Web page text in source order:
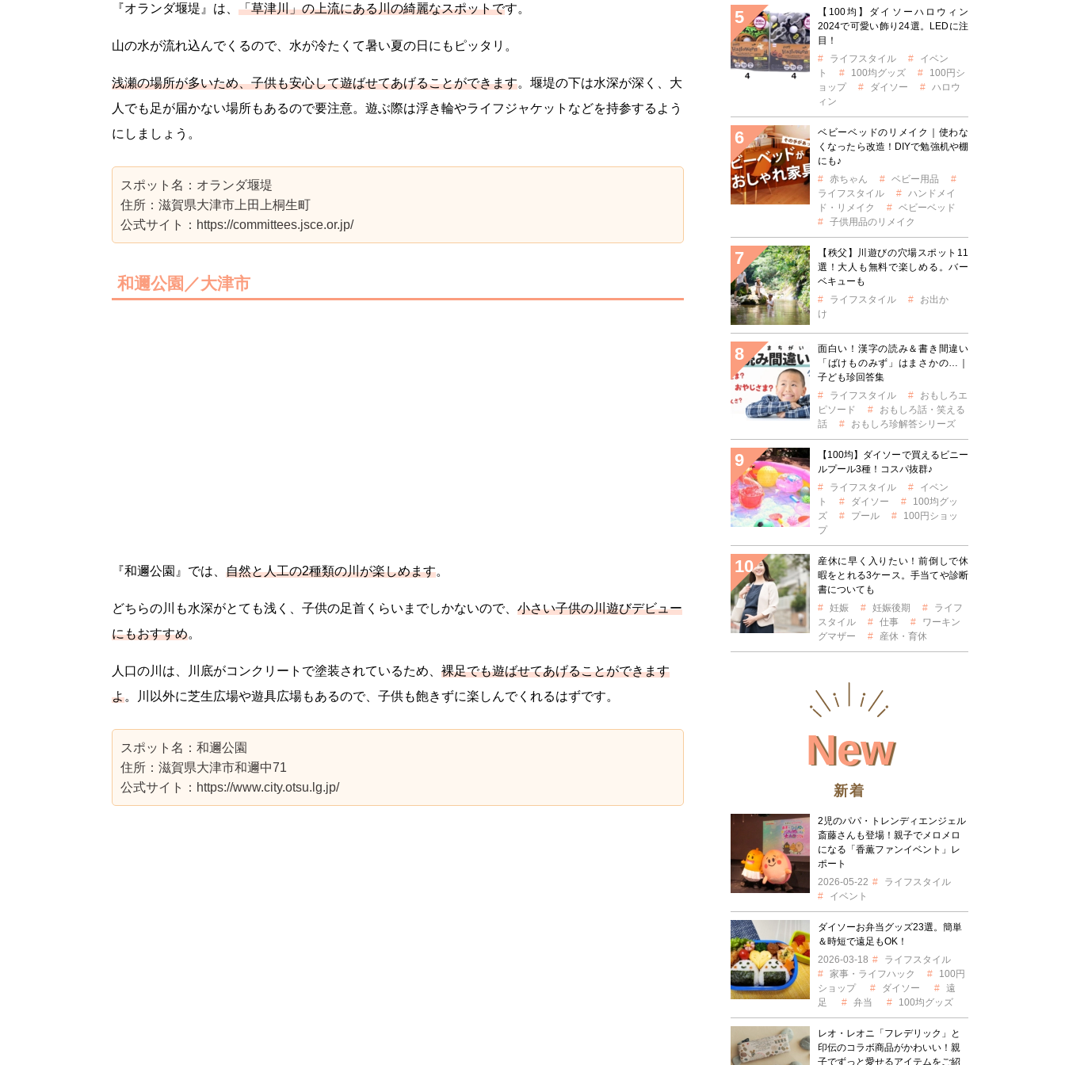
『オランダ堰堤』は、 「草津川」の上流にある川の綺麗なスポットです。
山の水が流れ込んでくるので、水が冷たくて暑い夏の日にもピッタリ。
浅瀬の場所が多いため、子供も安心して遊ばせてあげることができます。堰堤の下は水深が深く、大
人でも足が届かない場所もあるので要注意。遊ぶ際は浮き輪やライフジャケットなどを持参するよう
にしましょう。
スポット名：オランダ堰堤
住所：滋賀県大津市上田上桐生町
公式サイト：https://committees.jsce.or.jp/
和邇公園／大津市
『和邇公園』では、 自然と人工の2種類の川が楽しめます。
どちらの川も水深がとても浅く、子供の足首くらいまでしかないので、 小さい子供の川遊びデビュー
にもおすすめ。
人口の川は、川底がコンクリートで塗装されているため、 裸足でも遊ばせてあげることができます
よ。川以外に芝生広場や遊具広場もあるので、子供も飽きずに楽しんでくれるはずです。
スポット名：和邇公園
住所：滋賀県大津市和邇中71
公式サイト：https://www.city.otsu.lg.jp/
【100均】ダイソーハロウィン
2024で可愛い飾り24選。LEDに注
目！
ライフスタイル
イベン
ト
100均グッズ
100円シ
ョップ
ダイソー
ハロウ
ィン
ベビーベッドのリメイク｜使わな
くなったら改造！DIYで勉強机や棚
にも♪
赤ちゃん
ベビー用品
ライフスタイル
ハンドメイ
ド・リメイク
ベビーベッド
子供用品のリメイク
【秩父】川遊びの穴場スポット11
選！大人も無料で楽しめる。バー
ベキューも
ライフスタイル
お出か
け
面白い！漢字の読み＆書き間違い
「ばけものみず」はまさかの…｜
子ども珍回答集
ライフスタイル
おもしろエ
ピソード
おもしろ話・笑える
話
おもしろ珍解答シリーズ
【100均】ダイソーで買えるビニー
ルプール3種！コスパ抜群♪
ライフスタイル
イベン
ト
ダイソー
100均グッ
ズ
プール
100円ショッ
プ
産休に早く入りたい！前倒しで休
暇をとれる3ケース。手当てや診断
書についても
妊娠
妊娠後期
ライフ
スタイル
仕事
ワーキン
グマザー
産休・育休
New
新着
2児のパパ・トレンディエンジェル
斎藤さんも登場！親子でメロメロ
になる「香薫ファンイベント」レ
ポート
2026-05-22
ライフスタイル
イベント
ダイソーお弁当グッズ23選。簡単
＆時短で遠足もOK！
2026-03-18
ライフスタイル
家事・ライフハック
100円
ショップ
ダイソー
遠
足
弁当 100均グッズ
レオ・レオニ「フレデリック」と
印伝のコラボ商品がかわいい！親
子でずっと愛せるアイテムをご紹